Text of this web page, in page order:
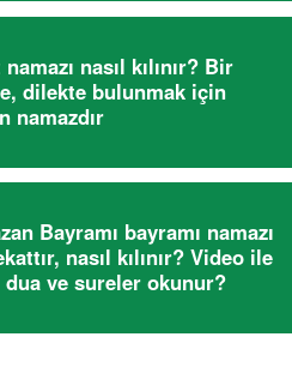
nasıl kılınır? Bir
dilekte bulunmak için
namazdır
Bayramı bayramı namazı
nasıl kılınır? Video ile
dua ve sureler okunur?